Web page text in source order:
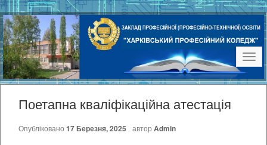
Поетапна кваліфікаційна атестація
Опубліковано 17 Березня, 2025 автор Admin